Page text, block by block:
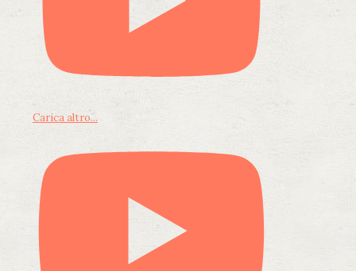
Carica altro...